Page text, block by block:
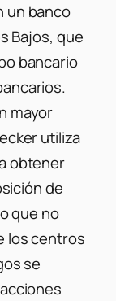
un banco
Bajos, que
bancario
mayor
utiliza
obtener
de
que no
los centros
se